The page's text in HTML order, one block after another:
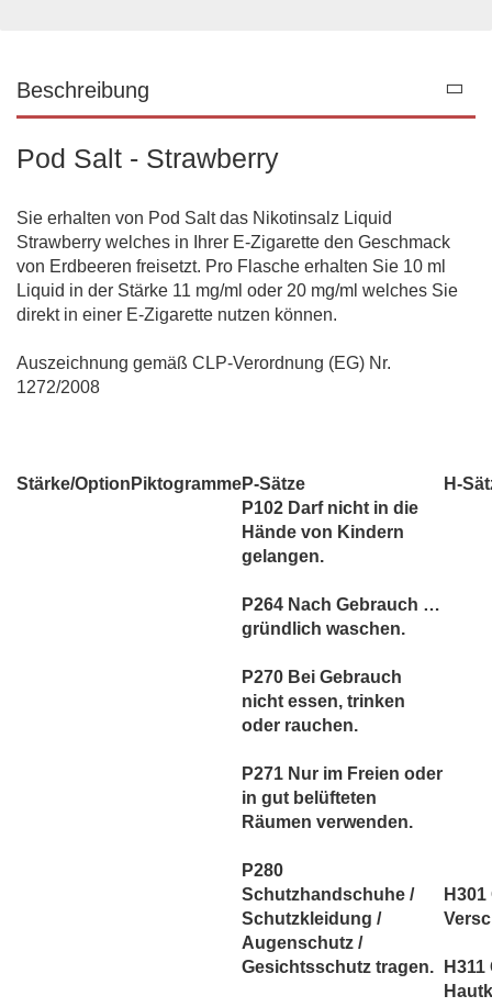
Beschreibung
Pod Salt - Strawberry
Sie erhalten von Pod Salt das Nikotinsalz Liquid
Strawberry welches in Ihrer E-Zigarette den Geschmack
von Erdbeeren freisetzt. Pro Flasche erhalten Sie 10 ml
Liquid in der Stärke 11 mg/ml oder 20 mg/ml welches Sie
direkt in einer E-Zigarette nutzen können.
Auszeichnung gemäß CLP-Verordnung (EG) Nr.
1272/2008
Stärke/Option PiktogrammeP-Sätze H-
P102 Darf nicht in die
Hände von Kindern
gelangen.
P264 Nach Gebrauch …
gründlich waschen.
P270 Bei Gebrauch
nicht essen, trinken
oder rauchen.
P271 Nur im Freien oder
in gut belüfteten
Räumen verwenden.
P280
Schutzhandschuhe /
Schutzkleidung /
Augenschutz /
Gesichtsschutz tragen.